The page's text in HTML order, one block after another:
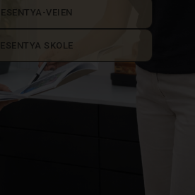
ESENTYA-VEIEN
ESENTYA SKOLE